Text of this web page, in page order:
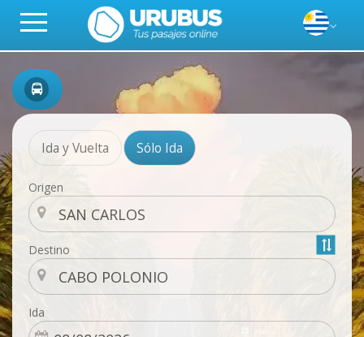
Ida y Vuelta Sólo Ida
Origen
Destino
Ida